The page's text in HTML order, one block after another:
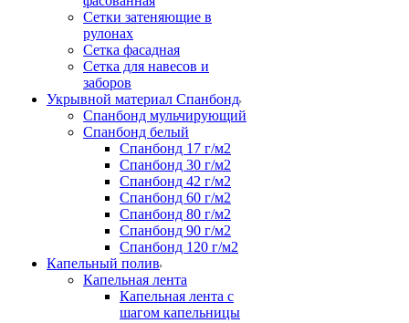
Сетки затеняющие в
рулонах
Сетка фасадная
Сетка для навесов и
заборов
Укрывной материал Спанбонд
Спанбонд мульчирующий
Спанбонд белый
Спанбонд 17 г/м2
Спанбонд 30 г/м2
Спанбонд 42 г/м2
Спанбонд 60 г/м2
Спанбонд 80 г/м2
Спанбонд 90 г/м2
Спанбонд 120 г/м2
Капельный полив
Капельная лента
Капельная лента с
шагом капельницы